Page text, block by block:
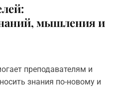
мышления и
преподавателям и
знания по-новому и